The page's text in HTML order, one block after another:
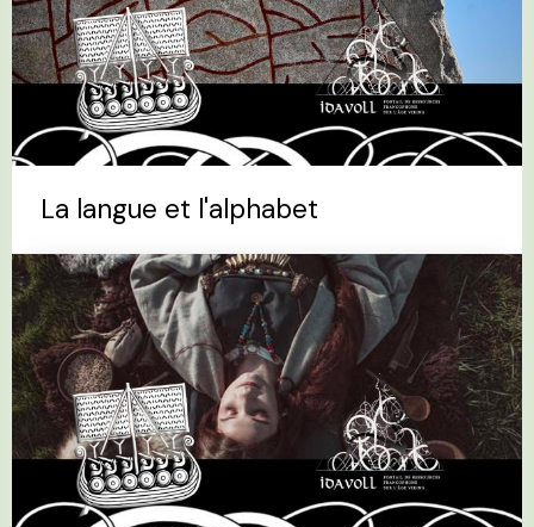
La langue et l'alphabet